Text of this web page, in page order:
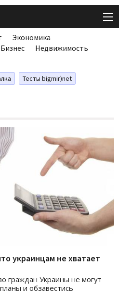
Экономика
Бизнес
Недвижимость
Тесты bigmir)net
украинцам не хватает
граждан Украины не могут
и обзавестись